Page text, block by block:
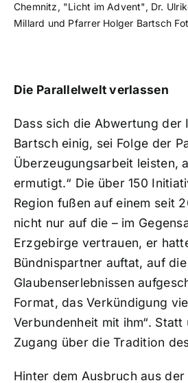
Chemnitz, "Licht im Advent", Dr.
Millard und Pfarrer Holger Bartsch
Die Parallelwelt verlassen
Dass sich die Abwertung
Bartsch einig, sei Folge der
Überzeugungsarbeit leisten,
ermutigt.“ Die über 150
Region fußen auf einem seit
nicht nur auf die – im
Erzgebirge vertrauen, er
Bündnispartner auftat, auf
Glaubenserlebnissen
Format, das Verkündigung
Verbundenheit mit ihm“.
Zugang über die Tradition
Hinter dem Ausbruch aus